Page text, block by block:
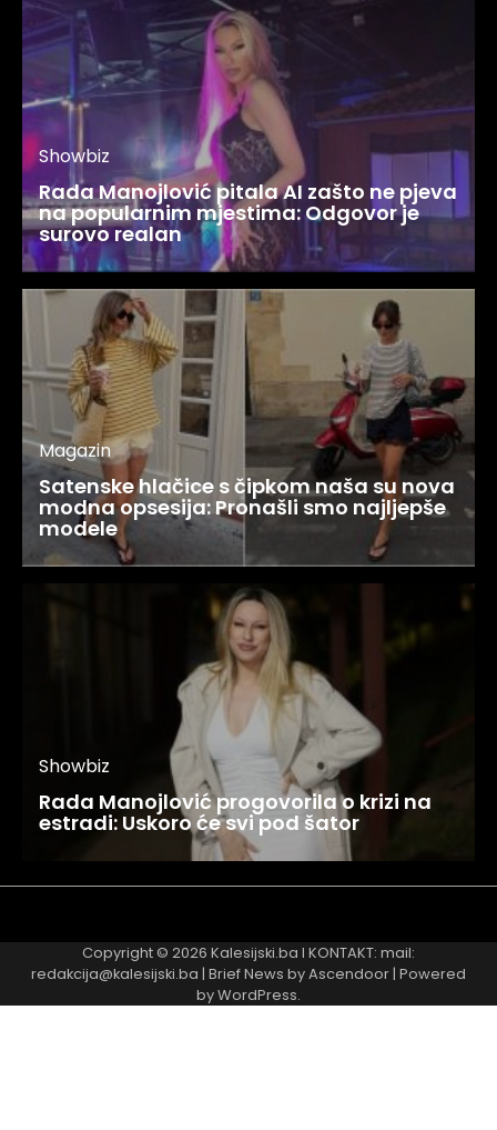
Showbiz
Rada Manojlović pitala AI zašto ne pjeva
na popularnim mjestima: Odgovor je
surovo realan
Magazin
Satenske hlačice s čipkom naša su nova
modna opsesija: Pronašli smo najljepše
modele
Showbiz
Rada Manojlović progovorila o krizi na
estradi: Uskoro će svi pod šator
Copyright © 2026 Kalesijski.ba I KONTAKT: mail:
redakcija@kalesijski.ba | Brief News byAscendoor | Powered
byWordPress.